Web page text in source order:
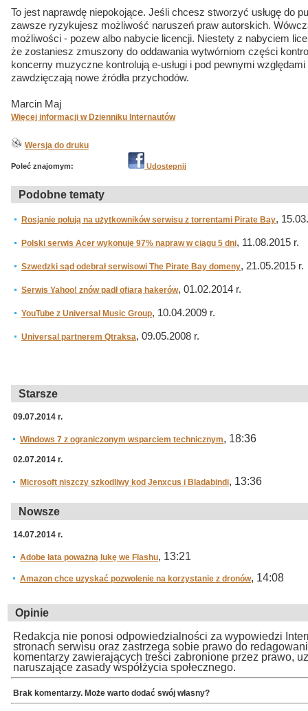
To jest naprawdę niepokojące. Jeśli chcesz stworzyć usługę do
zawsze ryzykujesz możliwość naruszeń praw autorskich.
możliwości - pozew albo nabycie licencji. Niestety z nabyciem
że zostaniesz zmuszony do oddawania wytwórniom części
koncerny muzyczne kontrolują e-usługi i pod pewnymi
zawdzięczają nowe źródła przychodów.
Marcin Maj
Więcej informacji w Dzienniku Internautów
Wersja do druku
Poleć znajomym: Udostępnij
Podobne tematy
Rosjanie polują na użytkowników serwisu z torrentami Pirate Bay,
Polski serwis Acer wykonuje 97% napraw w ciągu 5 dni, 11.08.2015 r.
Szwedzki sąd odebrał serwisowi The Pirate Bay domeny, 21.05.2015 r.
Serwis Yahoo! znów padł ofiarą hakerów, 01.02.2014 r.
YouTube z Universal Music Group, 10.04.2009 r.
Universal partnerem Qtraksa, 09.05.2008 r.
Starsze
09.07.2014 r.
Windows 7 z ograniczonym wsparciem technicznym, 18:36
02.07.2014 r.
Microsoft niszczy szkodliwy kod Jenxcus i Bladabindi, 13:36
Nowsze
14.07.2014 r.
Adobe łata poważną lukę we Flashu, 13:21
Amazon chce uzyskać pozwolenie na korzystanie z dronów, 14:08
Opinie
Redakcja nie ponosi odpowiedzialności za wypowiedzi
stronach serwisu oraz zastrzega sobie prawo do
komentarzy zawierających treści zabronione przez prawo,
naruszające zasady współżycia społecznego.
Brak komentarzy. Może warto dodać swój własny?